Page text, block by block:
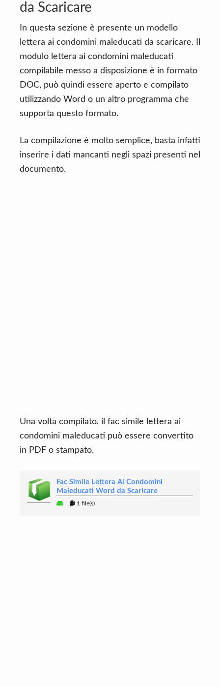
da Scaricare
In questa sezione è presente un modello
lettera ai condomini maleducati da scaricare. Il
modulo lettera ai condomini maleducati
compilabile messo a disposizione è in formato
DOC, può quindi essere aperto e compilato
utilizzando Word o un altro programma che
supporta questo formato.
La compilazione è molto semplice, basta infatti
inserire i dati mancanti negli spazi presenti nel
documento.
Una volta compilato, il fac simile lettera ai
condomini maleducati può essere convertito
in PDF o stampato.
Fac Simile Lettera Ai Condomini
Maleducati Word da Scaricare
1 file(s)